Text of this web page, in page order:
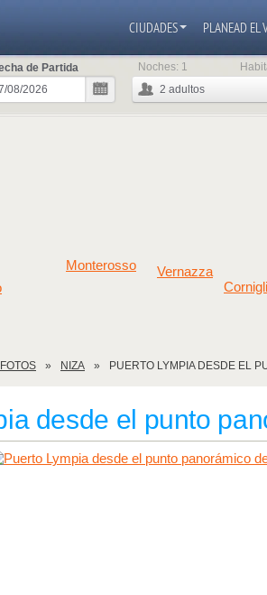
CIUDADES PLANEAD EL
de Partida
2 adultos
Noches: 1
Monterosso
Vernazza
NIZA PUERTO LYMPIA DESDE EL
desde el punto